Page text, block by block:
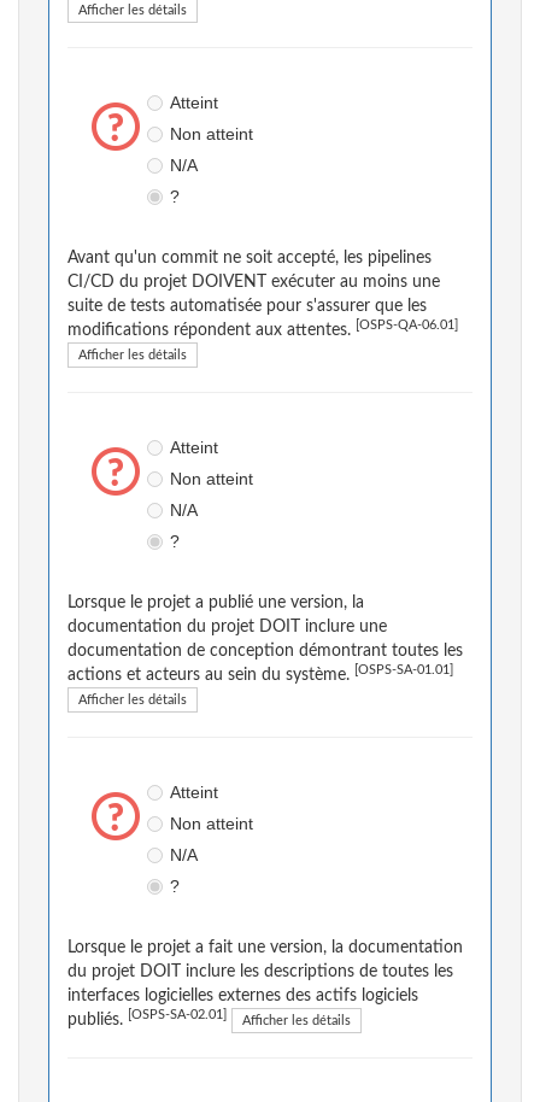
Afficher les détails
Atteint
Non atteint
N/A
?
Avant qu'un commit ne soit accepté, les pipelines
CI/CD du projet DOIVENT exécuter au moins une
suite de tests automatisée pour s'assurer que les
modifications répondent aux attentes.
[OSPS-QA-06.01]
Afficher les détails
Atteint
Non atteint
N/A
?
Lorsque le projet a publié une version, la
documentation du projet DOIT inclure une
documentation de conception démontrant toutes les
actions et acteurs au sein du système.
[OSPS-SA-01.01]
Afficher les détails
Atteint
Non atteint
N/A
?
Lorsque le projet a fait une version, la documentation
du projet DOIT inclure les descriptions de toutes les
interfaces logicielles externes des actifs logiciels
publiés.
[OSPS-SA-02.01] Afficher les détails